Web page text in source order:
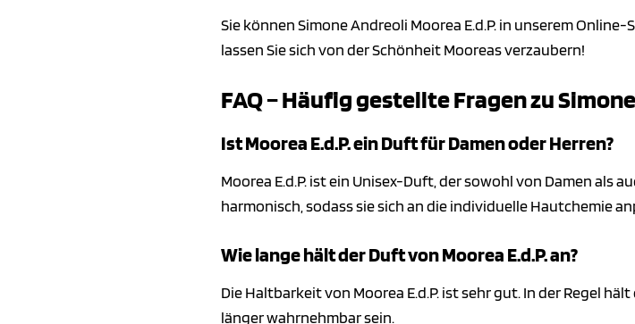
Sie können Simone Andreoli Moorea E.d.P. in unserem
lassen Sie sich von der Schönheit Mooreas verzaubern!
FAQ – Häufig gestellte Fragen zu
Ist Moorea E.d.P. ein Duft für Damen oder Herren?
Moorea E.d.P. ist ein Unisex-Duft, der sowohl von Damen
harmonisch, sodass sie sich an die individuelle Hautchemie
Wie lange hält der Duft von Moorea E.d.P. an?
Die Haltbarkeit von Moorea E.d.P. ist sehr gut. In der Regel
länger wahrnehmbar sein.